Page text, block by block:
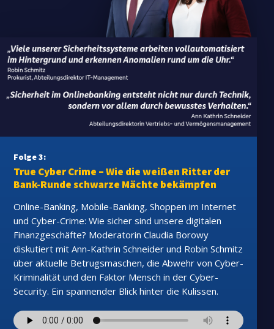
Folge 3:
True Cyber Crime – Wie die weißen Ritter der
Bank-Runde schwarze Mächte bekämpfen
Online-Banking, Mobile-Banking, Shoppen im Internet
und Cyber-Crime: Wie sicher sind unsere digitalen
Finanzgeschäfte? Moderatorin Claudia Borowy
diskutiert mit Ann-Kathrin Schneider und Robin Schmitz
über aktuelle Betrugsmaschen, die Abwehr von Cyber-
Kriminalität und den Faktor Mensch in der Cyber-
Security. Ein spannender Blick hinter die Kulissen.